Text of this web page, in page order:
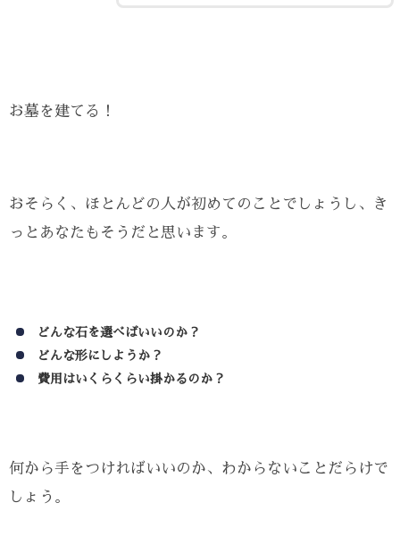
お墓を建てる！
おそらく、ほとんどの人が初めてのことでしょうし、き
っとあなたもそうだと思います。
どんな石を選べばいいのか？
どんな形にしようか？
費用はいくらくらい掛かるのか？
何から手をつければいいのか、わからないことだらけで
しょう。